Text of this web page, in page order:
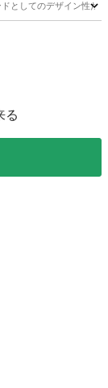
としてのデザイン性
る